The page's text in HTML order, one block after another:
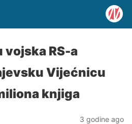
vojska RS-a
Vijećnicu
knjiga
3 godine ago